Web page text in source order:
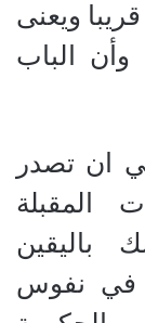
ويعنى
وأن الباب
ان تصدر
المقبلة
باليقين
في نفوس